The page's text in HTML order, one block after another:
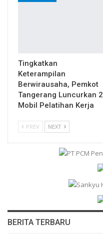
Tingkatkan
Keterampilan
Berwirausaha, Pemkot
Tangerang Luncurkan 2
Mobil Pelatihan Kerja
PREV NEXT
BERITA TERBARU